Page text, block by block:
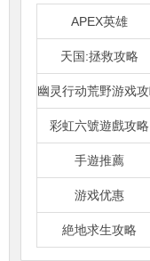
APEX英雄
天国:拯救攻略
幽灵行动荒野游戏
彩虹六號遊戲攻略
手遊推薦
游戏优惠
絶地求生攻略